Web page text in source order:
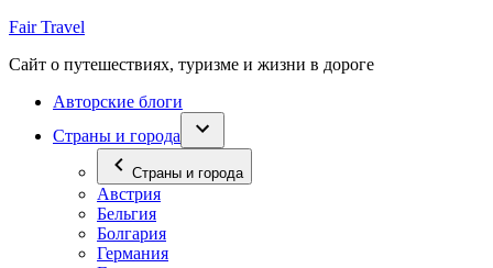
Перейти
содержимому
Fair Travel
Сайт о путешествиях, туризме и жизни в дороге
Авторские блоги
Страны и города
Страны и города
Австрия
Бельгия
Болгария
Германия